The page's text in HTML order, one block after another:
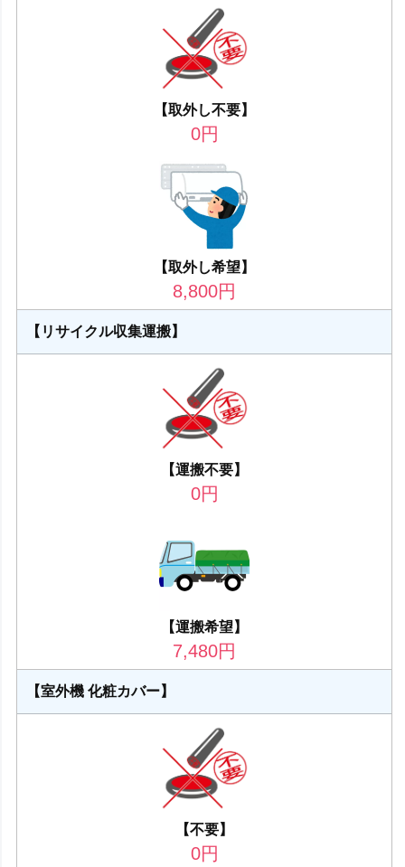
【取外し不要】
0円
【取外し希望】
8,800円
【リサイクル収集運搬】
【運搬不要】
0円
【運搬希望】
7,480円
【室外機 化粧カバー】
【不要】
0円